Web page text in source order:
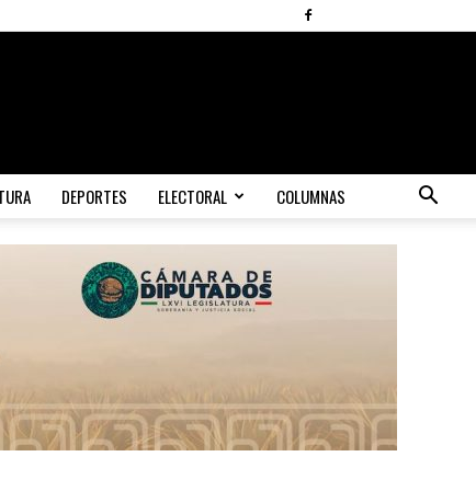
DEPORTES ELECTORAL COLUMNAS